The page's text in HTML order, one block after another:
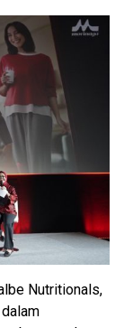
Nutritionals,